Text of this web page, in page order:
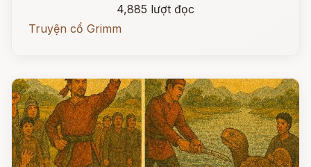
4,885 lượt đọc
Truyện cổ Grimm